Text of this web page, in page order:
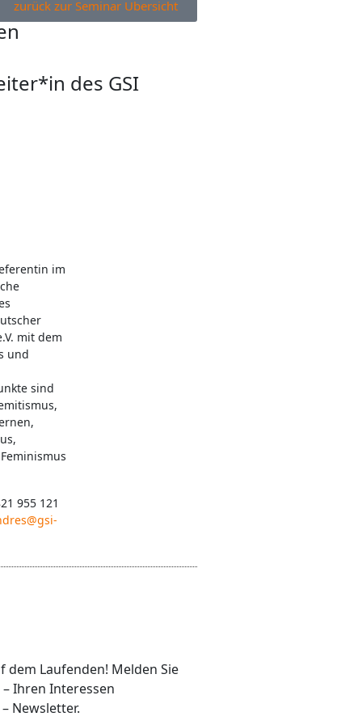
zurück zur Seminar Übersicht
des GSI
im
mit dem
und
sind
955 121
dem Laufenden! Melden Sie
Ihren Interessen
Newsletter.